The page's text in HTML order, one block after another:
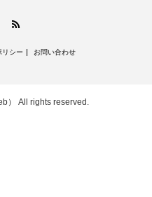
Facebook
リシー お問い合わせ
） All rights reserved.